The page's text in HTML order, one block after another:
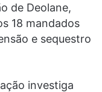
de Deolane,
18 mandados
e sequestro
investiga